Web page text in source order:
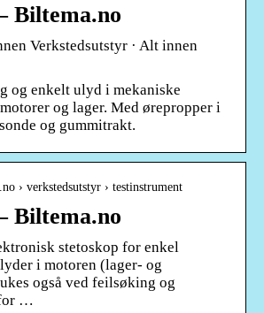
Biltema.no
Verkstedsutstyr · Alt innen
og enkelt ulyd i mekaniske
og lager. Med ørepropper i
og gummitrakt.
› verkstedsutstyr › testinstrument
Biltema.no
stetoskop for enkel
i motoren (lager- og
også ved feilsøking og
…